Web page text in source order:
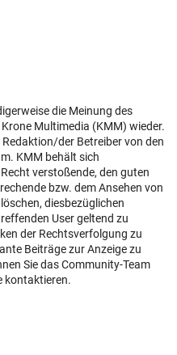
die Meinung des
Multimedia (KMM) wieder.
der Betreiber von den
KMM behält sich
verstoßende, den guten
bzw. dem Ansehen von
diesbezüglichen
User geltend zu
der Rechtsverfolgung zu
Beiträge zur Anzeige zu
Sie das Community-Team
kontaktieren.